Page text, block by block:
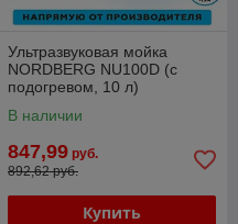
Ультразвуковая мойка
NORDBERG NU100D (с
подогревом, 10 л)
В наличии
847,99 руб.
892,62 руб.
Купить